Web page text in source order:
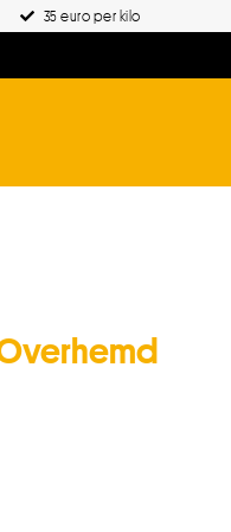
35 euro per kilo